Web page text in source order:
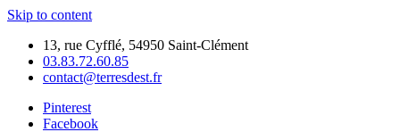
Skip to content
13, rue Cyfflé, 54950 Saint-Clément
03.83.72.60.85
contact@terresdest.fr
Pinterest
Facebook